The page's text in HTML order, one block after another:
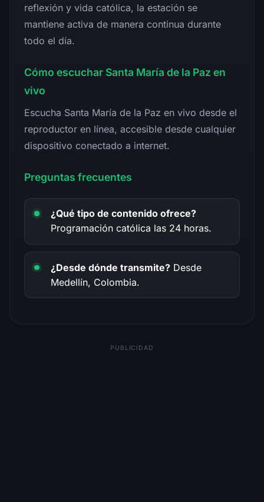
reflexión y vida católica, la estación se
mantiene activa de manera continua durante
todo el día.
Cómo escuchar Santa María de la Paz en
vivo
Escucha Santa María de la Paz en vivo desde el
reproductor en línea, accesible desde cualquier
dispositivo conectado a internet.
Preguntas frecuentes
¿Qué tipo de contenido ofrece?
Programación católica las 24 horas.
¿Desde dónde transmite? Desde
Medellín, Colombia.
PUBLICIDAD